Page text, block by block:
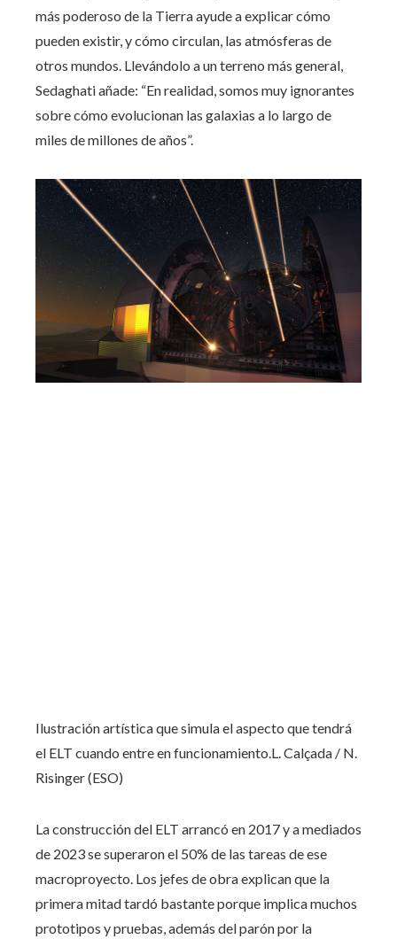
más poderoso de la Tierra ayude a explicar cómo
pueden existir, y cómo circulan, las atmósferas de
otros mundos. Llevándolo a un terreno más general,
Sedaghati añade: “En realidad, somos muy ignorantes
sobre cómo evolucionan las galaxias a lo largo de
miles de millones de años”.
Ilustración artística que simula el aspecto que tendrá
el ELT cuando entre en funcionamiento.L. Calçada / N.
Risinger (ESO)
La construcción del ELT arrancó en 2017 y a mediados
de 2023 se superaron el 50% de las tareas de ese
macroproyecto. Los jefes de obra explican que la
primera mitad tardó bastante porque implica muchos
prototipos y pruebas, además del parón por la